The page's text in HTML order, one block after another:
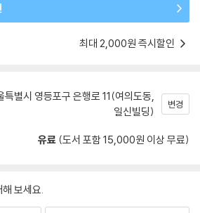
최대 2,000원 즉시할인
특별시 영등포구 은행로 11(여의도동,
일신빌딩)
변경
유료 (도서 포함 15,000원 이상 무료)
보세요.